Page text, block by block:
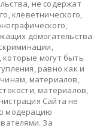
не содержат
клеветнического,
домогательства
могут быть
равно как и
материалов,
материалов,
Сайта не
модерацию
За